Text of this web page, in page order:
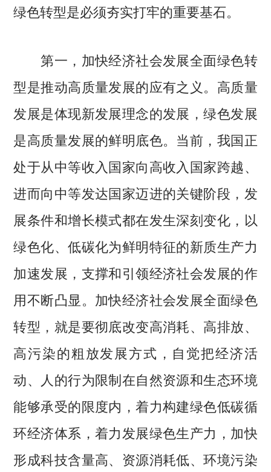
绿色转型是必须夯实打牢的重要基石。
第一，加快经济社会发展全面绿色转
型是推动高质量发展的应有之义。高质量
发展是体现新发展理念的发展，绿色发展
是高质量发展的鲜明底色。当前，我国正
处于从中等收入国家向高收入国家跨越、
进而向中等发达国家迈进的关键阶段，发
展条件和增长模式都在发生深刻变化，以
绿色化、低碳化为鲜明特征的新质生产力
加速发展，支撑和引领经济社会发展的作
用不断凸显。加快经济社会发展全面绿色
转型，就是要彻底改变高消耗、高排放、
高污染的粗放发展方式，自觉把经济活
动、人的行为限制在自然资源和生态环境
能够承受的限度内，着力构建绿色低碳循
环经济体系，着力发展绿色生产力，加快
形成科技含量高、资源消耗低、环境污染